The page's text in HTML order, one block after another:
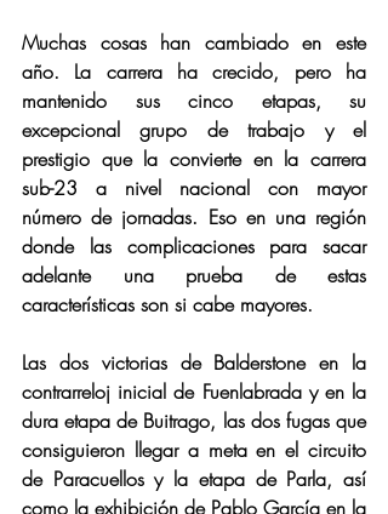
Muchas cosas han cambiado en este
año. La carrera ha crecido, pero ha
mantenido sus cinco etapas, su
excepcional grupo de trabajo y el
prestigio que la convierte en la carrera
sub-23 a nivel nacional con mayor
número de jornadas. Eso en una región
donde las complicaciones para sacar
adelante una prueba de estas
características son si cabe mayores.
Las dos victorias de Balderstone en la
contrarreloj inicial de Fuenlabrada y en la
dura etapa de Buitrago, las dos fugas que
consiguieron llegar a meta en el circuito
de Paracuellos y la etapa de Parla, así
como la exhibición de Pablo García en la